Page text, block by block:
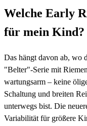
Welche Early
für mein Kind?
Das hängt davon ab, wo
"Belter"-Serie mit
wartungsarm – keine
Schaltung und breiten
unterwegs bist. Die
Variabilität für größere